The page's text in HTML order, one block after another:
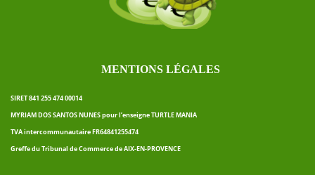
MENTIONS LÉGALES
SIRET 841 255 474 00014
MYRIAM DOS SANTOS NUNES pour l’enseigne TURTLE MANIA
TVA intercommunautaire FR64841255474
Greffe du Tribunal de Commerce de AIX-EN-PROVENCE